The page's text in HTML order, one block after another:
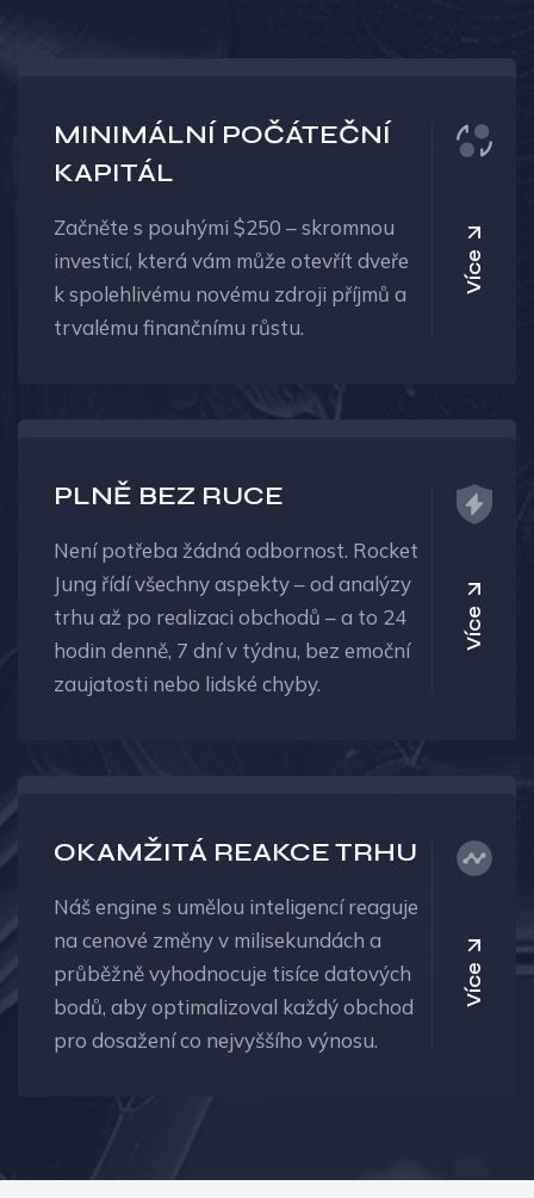
MINIMÁLNÍ POČÁTEČNÍ
KAPITÁL
Začněte s pouhými $250 – skromnou
investicí, která vám může otevřít dveře
k spolehlivému novému zdroji příjmů a
trvalému finančnímu růstu.
Více
PLNĚ BEZ RUCE
Není potřeba žádná odbornost. Rocket
Jung řídí všechny aspekty – od analýzy
trhu až po realizaci obchodů – a to 24
hodin denně, 7 dní v týdnu, bez emoční
zaujatosti nebo lidské chyby.
Více
OKAMŽITÁ REAKCE TRHU
Náš engine s umělou inteligencí reaguje
na cenové změny v milisekundách a
průběžně vyhodnocuje tisíce datových
bodů, aby optimalizoval každý obchod
pro dosažení co nejvyššího výnosu.
Více